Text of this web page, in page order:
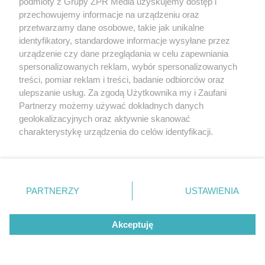
bidetem. Podłączenia do instalacji wodnej oraz
elektrycznej są schowane wewnątrz miski
ceramicznej. Urządzenie ma prosty, intuicyjny panel
sterowania i możliwość zdalnej obsługi.
Sprawdź też:Bidet w łazience - rodzaje, wymiary,
montaż>>>
przechowujemy informacje na urządzeniu oraz
przetwarzamy dane osobowe, takie jak unikalne
identyfikatory, standardowe informacje wysyłane przez
urządzenie czy dane przeglądania w celu zapewniania
spersonalizowanych reklam, wybór spersonalizowanych
treści, pomiar reklam i treści, badanie odbiorców oraz
ulepszanie usług. Za zgodą Użytkownika my i Zaufani
Partnerzy możemy używać dokładnych danych
geolokalizacyjnych oraz aktywnie skanować
charakterystykę urządzenia do celów identyfikacji.
zmienić/wycofać klikając przycisk ustawień prywatności
znajdujący się w lewym dolnym rogu strony
rodzaje przetwarzania danych nie wymagają zgody
użytkownika, ale masz prawo sprzeciwić się takiemu
przetwarzaniu. Preferencje będą miały zastosowanie tylko
PARTNERZY USTAWIENIA
Akceptuję